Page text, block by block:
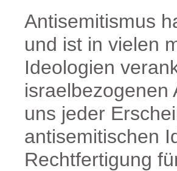
Antisemitismus
und ist in vielen
Ideologien
israelbezogenen
uns jeder
antisemitischen
Rechtfertigung